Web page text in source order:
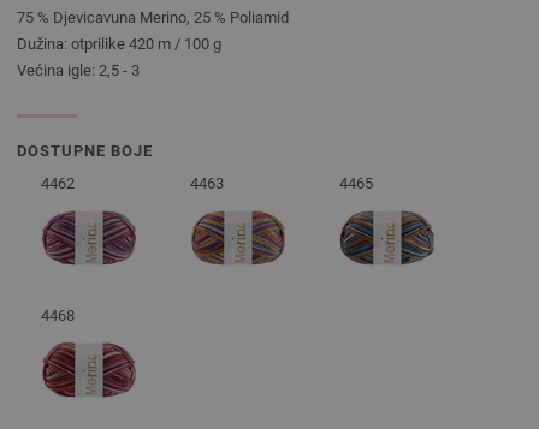
75 % Djevicavuna Merino, 25 % Poliamid
Dužina: otprilike 420 m / 100 g
Većina igle: 2,5 - 3
DOSTUPNE BOJE
4462
4463 4465
4468